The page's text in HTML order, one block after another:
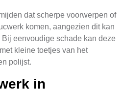
dat scherpe voorwerpen of
komen, aangezien dit kan
eenvoudige schade kan deze
kleine toetjes van het
polijst.
in